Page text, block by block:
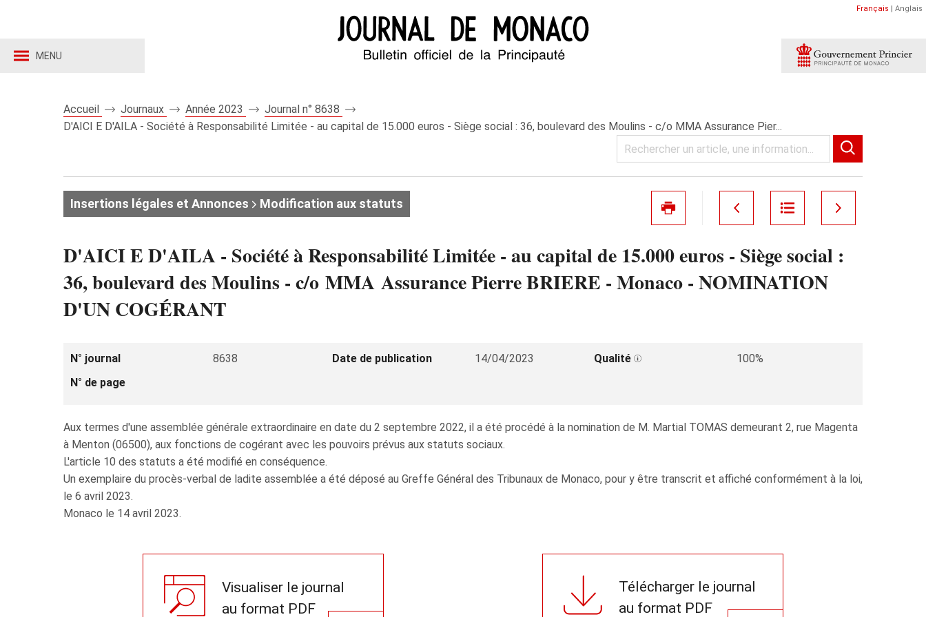
MENU
Français | Anglais
Accueil Journaux Année 2023
Journal n° 8638
D'AICI E D'AILA - Société à Responsabilité Limitée - au capital de 15.000 euros - Siège social : 36, boulevard des Moulins - c/o MMA Assurance Pier...
Insertions légales et Annonces Modification aux statuts
D'AICI E D'AILA - Société à Responsabilité Limitée - au capital de 15.000 euros - Siège social :
36, boulevard des Moulins - c/o MMA Assurance Pierre BRIERE - Monaco - NOMINATION
D'UN COGÉRANT
N° journal 8638 Date de publication 14/04/2023 Qualité
100%
N° de page
Aux termes d'une assemblée générale extraordinaire en date du 2 septembre 2022, il a été procédé à la nomination de M. Martial TOMAS demeurant 2, rue Magenta
à Menton (06500), aux fonctions de cogérant avec les pouvoirs prévus aux statuts sociaux.
L'article 10 des statuts a été modifié en conséquence.
Un exemplaire du procès-verbal de ladite assemblée a été déposé au Greffe Général des Tribunaux de Monaco, pour y être transcrit et affiché conformément à la loi,
le 6 avril 2023.
Monaco le 14 avril 2023.
Visualiser le journal
au format PDF
Télécharger le journal
au format PDF